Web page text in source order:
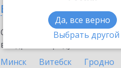
Да, все верно
Выбрать другой
в Бресте
Ознакомьтесь с
внедрение продукта.
Минск
Витебск Гродно